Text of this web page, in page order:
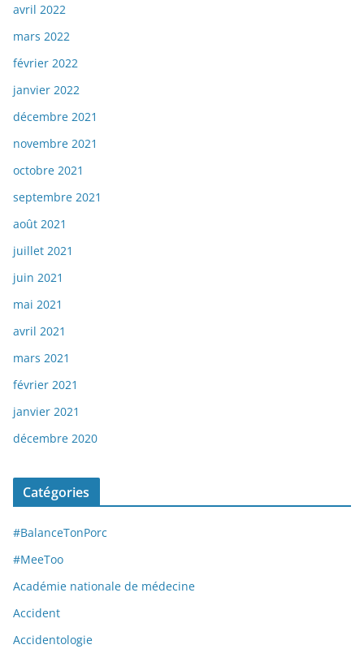
avril 2022
mars 2022
février 2022
janvier 2022
décembre 2021
novembre 2021
octobre 2021
septembre 2021
août 2021
juillet 2021
juin 2021
mai 2021
avril 2021
mars 2021
février 2021
janvier 2021
décembre 2020
Catégories
#BalanceTonPorc
#MeeToo
Académie nationale de médecine
Accident
Accidentologie